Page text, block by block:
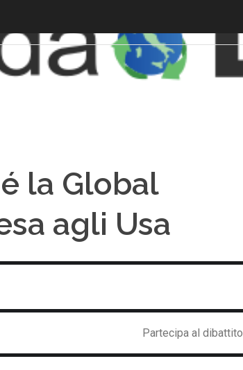
la Global
agli Usa
Partecipa al dibattito